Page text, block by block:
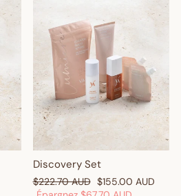
Discovery Set
Prix
$222.70 AUD Prix
$155.00 AUD